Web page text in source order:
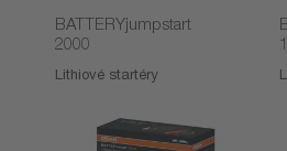
BATTERYjumpstart
2000
Lithiové startéry